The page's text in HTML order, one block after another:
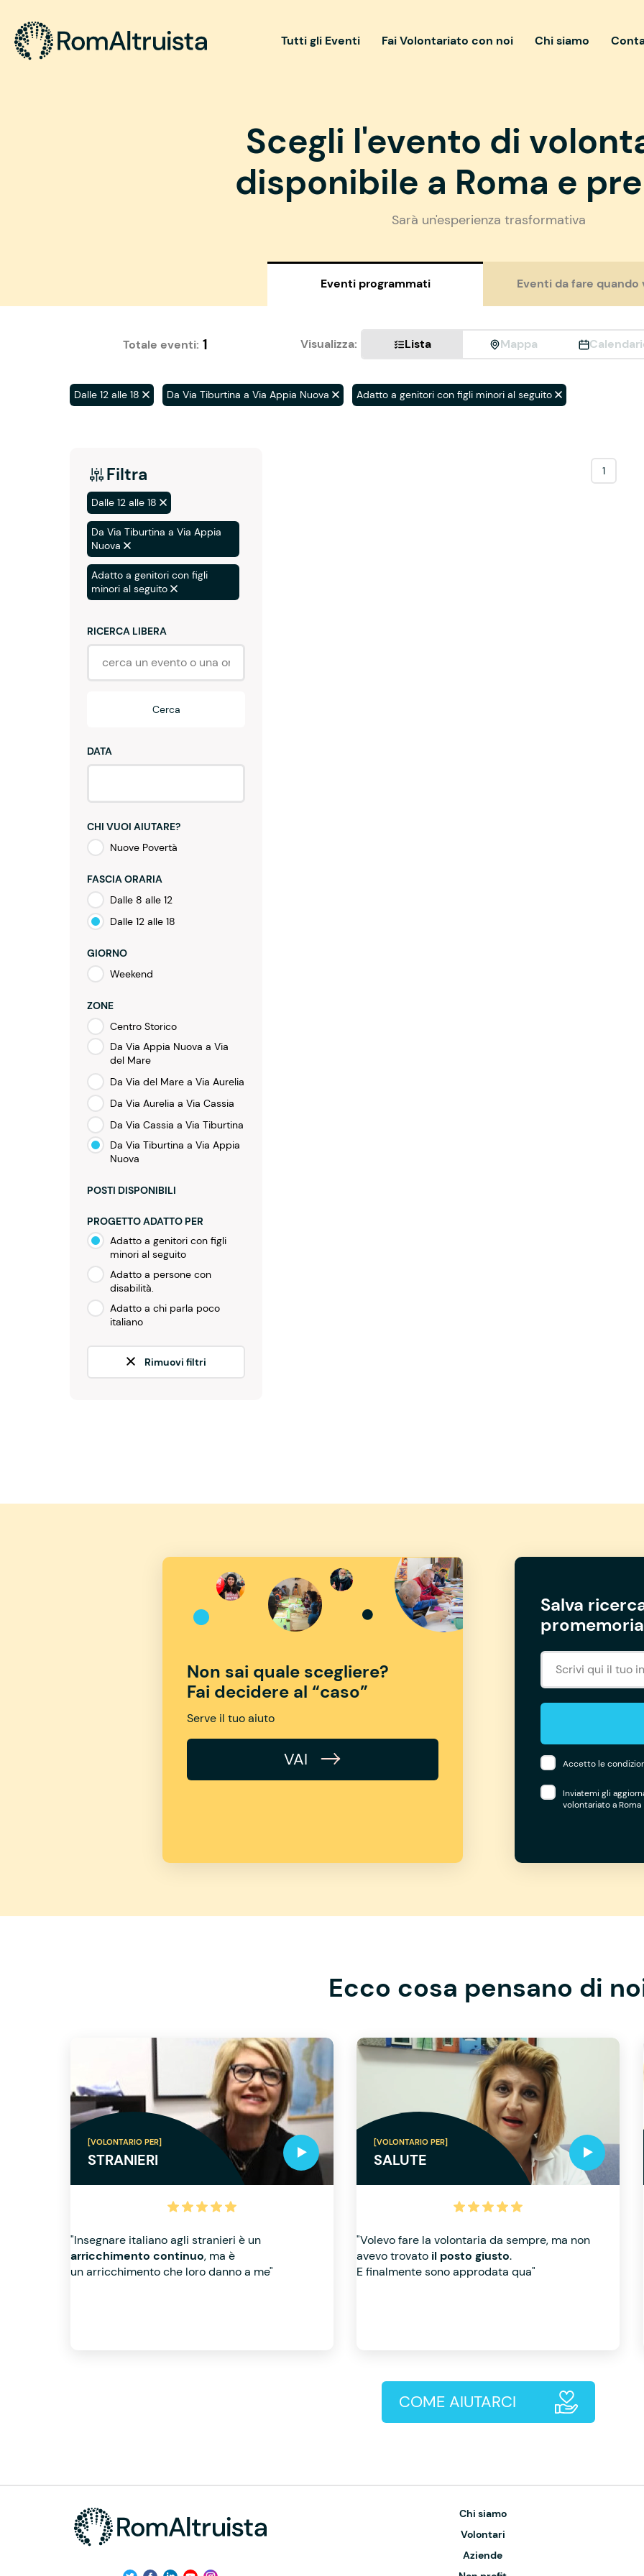
Tutti gli Eventi Fai Volontariato con noi Chi siamo
Scegli l'evento di
disponibile a Roma e
Sarà un'esperienza trasformativa
Eventi programmati Eventi da fare quando
Totale eventi: 1 Visualizza: Lista Mappa
Dalle 12 alle 18 Da Via Tiburtina a Via Appia Nuova Adatto a genitori con figli minori al seguito
Filtra
Dalle 12 alle 18
Da Via Tiburtina a Via Appia
Nuova
Adatto a genitori con figli
minori al seguito
RICERCA LIBERA
Cerca
DATA
CHI VUOI AIUTARE?
Nuove Povertà
FASCIA ORARIA
Dalle 8 alle 12
Dalle 12 alle 18
GIORNO
Weekend
ZONE
Centro Storico
Da Via Appia Nuova a Via
del Mare
Da Via del Mare a Via Aurelia
Da Via Aurelia a Via Cassia
Da Via Cassia a Via Tiburtina
Da Via Tiburtina a Via Appia
Nuova
POSTI DISPONIBILI
PROGETTO ADATTO PER
Adatto a genitori con figli
minori al seguito
Adatto a persone con
disabilità.
Adatto a chi parla poco
italiano
Rimuovi filtri
1
Non sai quale scegliere?
Fai decidere al “caso”
Serve il tuo aiuto
VAI
Salva
Accetto le
Inviatemi gli
volontariato a Roma
Ecco cosa pensano di
[VOLONTARIO PER]
STRANIERI
"Insegnare italiano agli stranieri è un
arricchimento continuo, ma è
un arricchimento che loro danno a me"
[VOLONTARIO PER]
SALUTE
"Volevo fare la volontaria da sempre, ma non
avevo trovato il posto giusto.
E finalmente sono approdata qua"
COME AIUTARCI
Chi siamo
Volontari
Aziende